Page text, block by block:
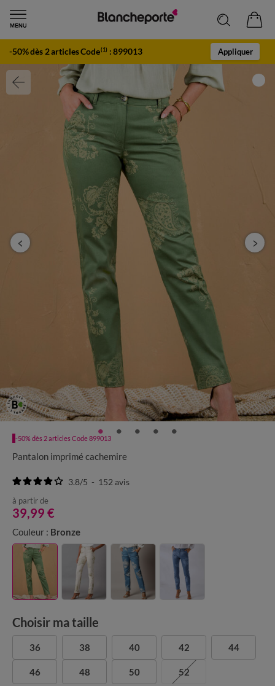
-50% dès 2 articles Code(1) :899013 Appliquer
-50% dès 2 articles Code 899013
Pantalon imprimé cachemire
3.8/5 - 152 avis
à partir de
39,99 €
Couleur : Bronze
Choisir ma taille
36 38 40 42 44
46 48 50 52